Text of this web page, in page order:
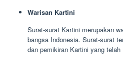
Warisan Kartini
Surat-surat Kartini merupakan
bangsa Indonesia. Surat-surat
dan pemikiran Kartini yang